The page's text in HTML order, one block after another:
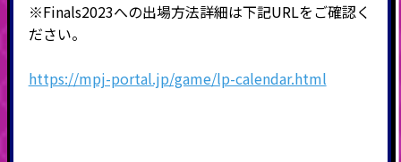
※Finals2023への出場方法詳細は下記URLをご確認く
ださい。
https://mpj-portal.jp/game/lp-calendar.html